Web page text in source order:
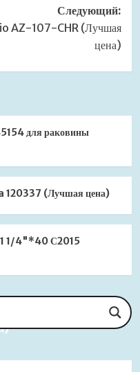
Следующий:
AZ-107-CHR (Лучшая
цена)
для раковины
120337 (Лучшая цена)
1 1/4"*40 С2015
Delafon Brive